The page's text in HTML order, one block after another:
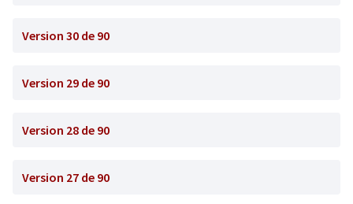
Version 30 de 90
Version 29 de 90
Version 28 de 90
Version 27 de 90